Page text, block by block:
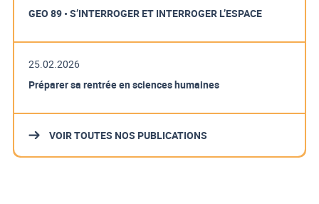
GEO 89 • S’INTERROGER ET INTERROGER L’ESPACE
25.02.2026
Préparer sa rentrée en sciences humaines
VOIR TOUTES NOS PUBLICATIONS